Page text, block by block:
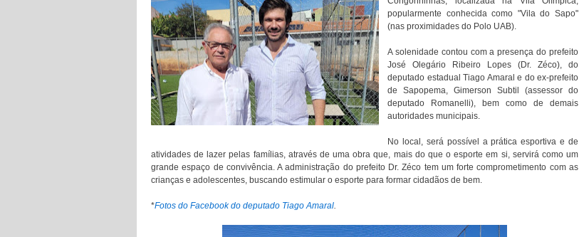
popularmente conhecida como "Vila do Sapo"
(nas proximidades do Polo UAB).
A solenidade contou com a presença do prefeito
José Olegário Ribeiro Lopes (Dr. Zéco), do
deputado estadual Tiago Amaral e do ex-prefeito
de Sapopema, Gimerson Subtil (assessor do
deputado Romanelli), bem como de demais
autoridades municipais.
No local, será possível a prática esportiva e de
atividades de lazer pelas famílias, através de uma obra que, mais do que o esporte em si, servirá como um
grande espaço de convivência. A administração do prefeito Dr. Zéco tem um forte comprometimento com as
crianças e adolescentes, buscando estimular o esporte para formar cidadãos de bem.
*Fotos do Facebook do deputado Tiago Amaral.